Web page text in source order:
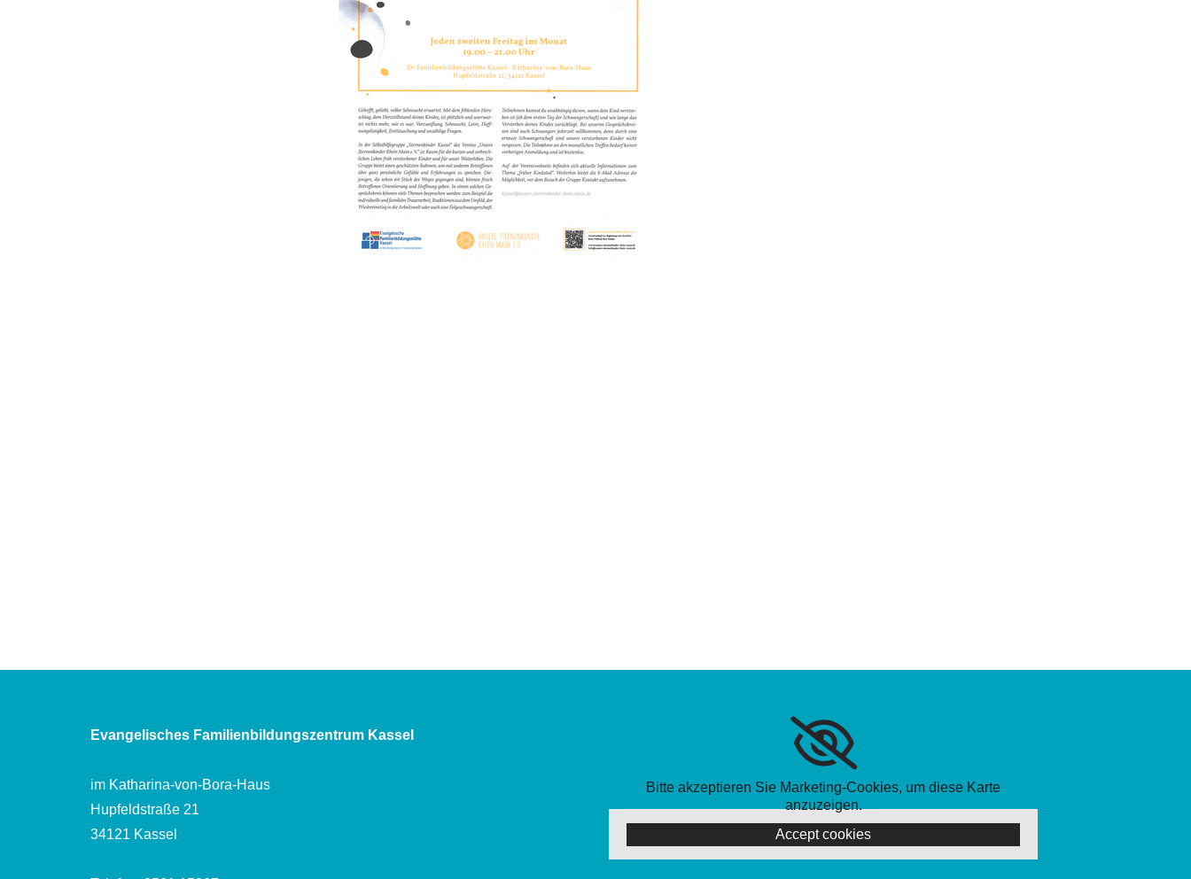
Evangelisches Familienbildungszentrum Kassel
im Katharina-von-Bora-Haus
Hupfeldstraße 21
34121 Kassel
Bitte akzeptieren Sie Marketing-Cookies, um diese Karte
anzuzeigen.
Accept cookies